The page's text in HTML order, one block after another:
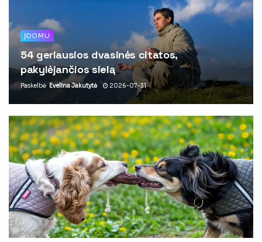
ĮDOMU
54 geriausios dvasinės citatos,
pakylėjančios sielą
Paskelbė Evelina Jakutytė 2026-07-31